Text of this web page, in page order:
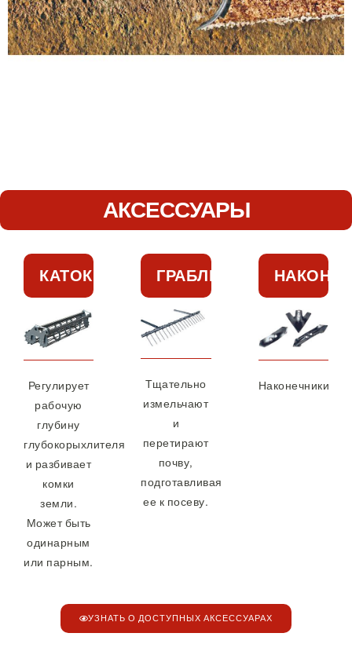
АКСЕССУАРЫ
КАТОК
Регулирует
рабочую
глубину
глубокорыхлителя
и разбивает
комки
земли.
Может быть
одинарным
или парным.
ГРАБЛИ
Тщательно
измельчают
и
перетирают
почву,
подготавливая
ее к посеву.
Наконечники
УЗНАТЬ О ДОСТУПНЫХ АКСЕССУАРАХ